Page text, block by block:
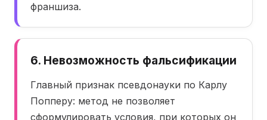
франшиза.
6. Невозможность фальсификации
Главный признак псевдонауки по Карлу
Попперу: метод не позволяет
сформулировать условия, при которых он